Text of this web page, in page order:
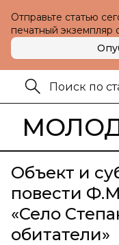
Отправьте статью
печатный экземпляр
Объект и
повести
«Село
обитатели»